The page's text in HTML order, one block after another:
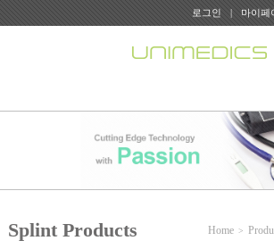
로그인 마이페
Splint Products Home